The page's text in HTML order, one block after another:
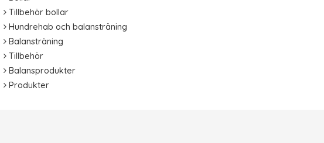
Tillbehör bollar
Hundrehab och balansträning
Balansträning
Tillbehör
Balansprodukter
Produkter